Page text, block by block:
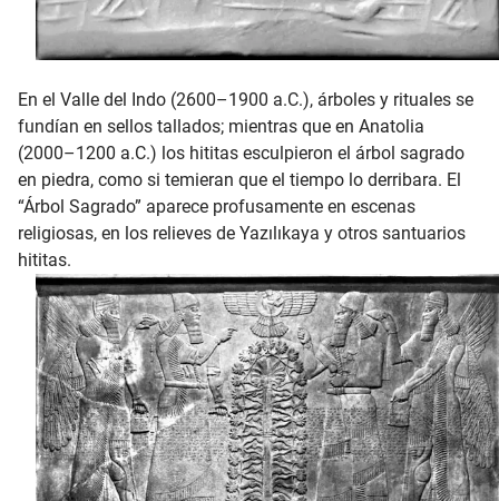
En el Valle del Indo (2600–1900 a.C.), árboles y rituales se
fundían en sellos tallados; mientras que en Anatolia
(2000–1200 a.C.) los hititas esculpieron el árbol sagrado
en piedra, como si temieran que el tiempo lo derribara. El
“Árbol Sagrado” aparece profusamente en escenas
religiosas, en los relieves de Yazılıkaya y otros santuarios
hititas.